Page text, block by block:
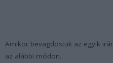
Amikor bevagdostuk az egyik
az alábbi módon.